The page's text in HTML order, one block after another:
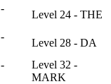
Level 24 - THE
Level 28 - DA
Level 32 -
MARK